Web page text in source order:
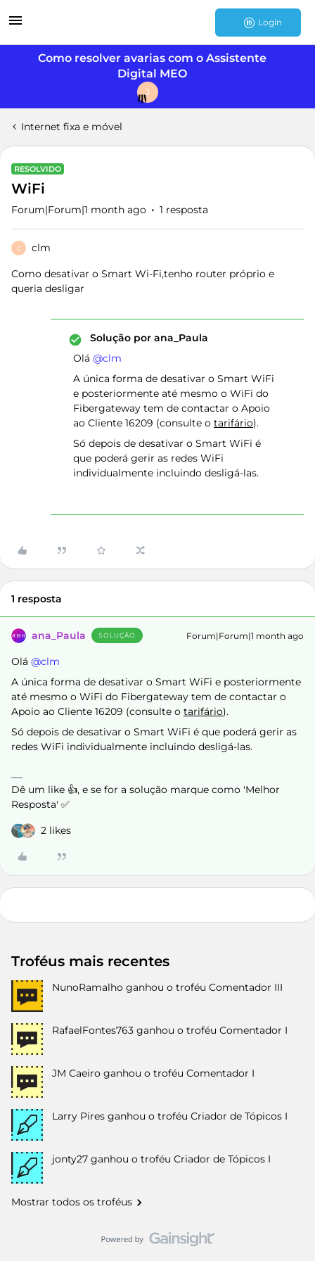
Login
Como resolver avarias com o Assistente
Digital MEO
J
Internet fixa e móvel
RESOLVIDO
WiFi
Forum|Forum|1 month ago 1 resposta
C clm
Como desativar o Smart Wi-Fi,tenho router próprio e
queria desligar
Solução por ana_Paula
Olá ​ @clm
A única forma de desativar o Smart WiFi
e posteriormente até mesmo o WiFi do
Fibergateway tem de contactar o Apoio
ao Cliente 16209 (consulte o tarifário).
Só depois de desativar o Smart WiFi é
que poderá gerir as redes WiFi
individualmente incluindo desligá-las.
1 resposta
ana_Paula SOLUÇÃO Forum|Forum|1 month ago
Olá ​ @clm
A única forma de desativar o Smart WiFi e posteriormente
até mesmo o WiFi do Fibergateway tem de contactar o
Apoio ao Cliente 16209 (consulte o tarifário).
Só depois de desativar o Smart WiFi é que poderá gerir as
redes WiFi individualmente incluindo desligá-las.
Dê um like 👍, e se for a solução marque como 'Melhor
Resposta' ✅
2 likes
Troféus mais recentes
NunoRamalho ganhou o troféu Comentador III
RafaelFontes763 ganhou o troféu Comentador I
JM Caeiro ganhou o troféu Comentador I
Larry Pires ganhou o troféu Criador de Tópicos I
jonty27 ganhou o troféu Criador de Tópicos I
Mostrar todos os troféus